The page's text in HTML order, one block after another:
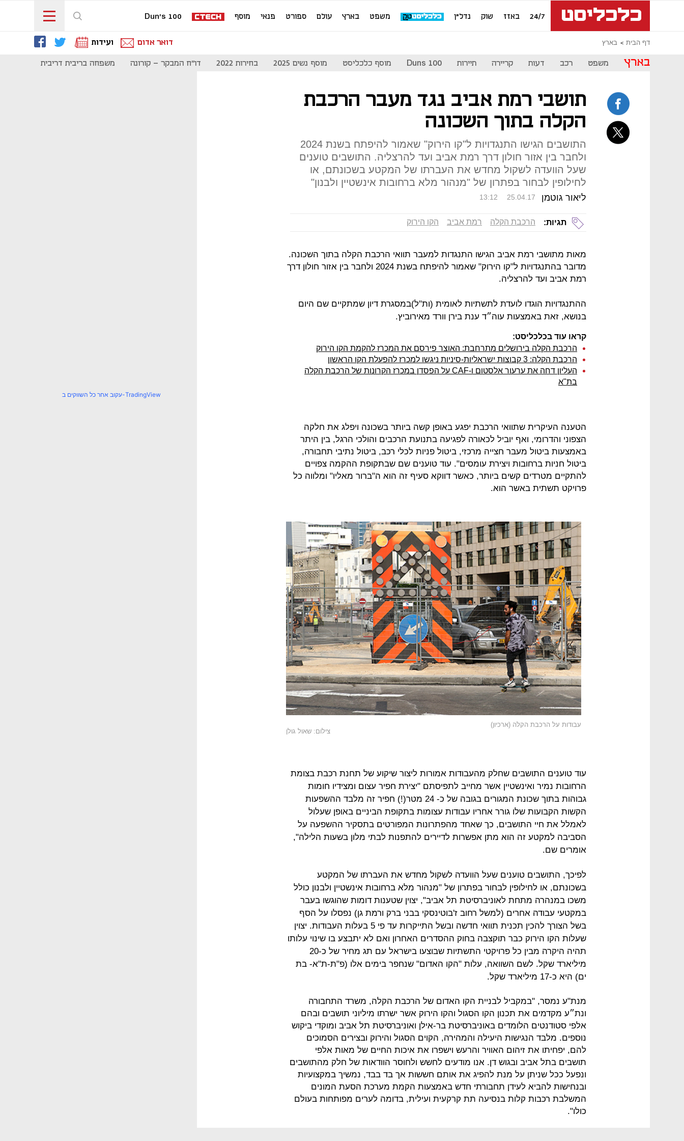
24/7 באזז שוק נדל"ן משפט בארץ עולם ספורט פנאי מוסף Dun's 100
דף הבית בארץ דואר אדום ועידות
בארץ משפט רכב דעות קריירה תיירות Duns 100 מוסף כלכליסט מוסף נשים 2025 בחירות 2022 דו"ח המבקר - קורונה משפחה בריבית דריבית
תושבי רמת אביב נגד מעבר הרכבת
הקלה בתוך השכונה
התושבים הגישו התנגדויות ל"קו הירוק" שאמור להיפתח בשנת 2024
ולחבר בין אזור חולון דרך רמת אביב ועד להרצליה. התושבים טוענים
שעל הוועדה לשקול מחדש את העברתו של המקטע בשכונתם, או
לחילופין לבחור בפתרון של "מנהור מלא ברחובות אינשטיין ולבנון"
ליאור גוטמן 13:12 25.04.17
תגיות: הרכבת הקלה רמת אביב הקו הירוק
מאות מתושבי רמת אביב הגישו התנגדות למעבר תוואי הרכבת הקלה בתוך השכונה.
מדובר בהתנגדויות ל"קו הירוק" שאמור להיפתח בשנת 2024 ולחבר בין אזור חולון דרך
רמת אביב ועד להרצליה.
ההתנגדויות הוגדו לועדת לתשתיות לאומית (ות"ל)במסגרת דיון שמתקיים שם היום
בנושא, זאת באמצעות עוה״ד ענת בירן וורד מאירוביץ.
קראו עוד בכלכליסט:
הרכבת הקלה בירושלים מתרחבת: האוצר פירסם את המכרז להקמת הקו הירוק
הרכבת הקלה: 3 קבוצות ישראליות-סיניות ניגשו למכרז להפעלת הקו הראשון
העליון דחה את ערעור אלסטום ו-CAF על הפסדן במכרז הקרונות של הרכבת הקלה
בת"א
הטענה העיקרית שתוואי הרכבת יפגע באופן קשה ביותר בשכונה ויפלג את חלקה
הצפוני והדרומי, ואף יוביל לכאורה לפגיעה בתנועת הרכבים והולכי הרגל, בין היתר
באמצעות ביטול מעבר חצייה מרכזי, ביטול פניות לכלי רכב, ביטול נתיבי תחבורה,
ביטול חניות ברחובות ויצירת עומסים". עוד טוענים שם שבתקופת ההקמה צפויים
להתקיים מטרדים קשים ביותר, כאשר דווקא סעיף זה הוא ה"ברור מאליו" ומלווה כל
פרויקט תשתית באשר הוא.
עבודות על הרכבת הקלה (ארכיון)
צילום: שאול גולן
עוד טוענים התושבים שחלק מהעבודות אמורות ליצור שיקוע של תחנת רכבת בצומת
הרחובות נמיר ואינשטיין אשר מחייב לתפיסתם "יצירת חפיר עצום ומצידיו חומות
גבוהות בתוך שכונת המגורים בגובה של כ- 24 מטר(!) חפיר זה מלבד ההשפעות
הקשות הקבועות שלו גורר אחריו עבודות עצומות בתקופת הביניים באופן שעלול
לאמלל את חיי התושבים, כך שאחד מהפתרונות המפורטים בתסקיר ההשפעה על
הסביבה למקטע זה הוא מתן אפשרות לדיירים להתפנות לבתי מלון בשעות הלילה",
אומרים שם.
לפיכך, התושבים טוענים שעל הוועדה לשקול מחדש את העברתו של המקטע
בשכונתם, או לחילופין לבחור בפתרון של "מנהור מלא ברחובות אינשטיין ולבנון כולל
משכו במנהרה מתחת לאוניברסיטת תל אביב", יצוין שטענות דומות שהוגשו בעבר
במקטעי עבודה אחרים (למשל רחוב ז'בוטינסקי בבני ברק ורמת גן) נפסלו על הסף
בשל הצורך להכין תכנית תוואי חדשה ובשל התייקרות עד פי 5 בעלות העבודות. יצוין
שעלות הקו הירוק כבר תוקצבה בחוק ההסדרים האחרון ואם לא יתבצע בו שינוי עלותו
תהיה היקרה מבין כל פרויקטי התשתיות שבוצעו בישראל עם תג מחיר של כ-20
מיליארד שקל. לשם השוואה, עלות "הקו האדום" שנחפר בימים אלו (פ"ת-ת"א- בת
ים) היא כ-17 מיליארד שקל.
מנת"ע נמסר, "במקביל לבניית הקו האדום של הרכבת הקלה, משרד התחבורה
ונת״ע מקדמים את תכנון הקו הסגול והקו הירוק אשר ישרתו מיליוני תושבים ובהם
אלפי סטודנטים הלומדים באוניברסיטת בר-אילן ואוניברסיטת תל אביב ומוקדי ביקוש
נוספים. מלבד הנגישות היעילה והמהירה, הקוים הסגול והירוק ובצירים הסמוכים
להם, יפחיתו את זיהום האוויר והרעש וישפרו את איכות החיים של מאות אלפי
תושבים בתל אביב ובגוש דן. אנו מודעים לחשש ולחוסר הוודאות של חלק מהתושבים
ונפעל ככל שניתן על מנת להפיג את אותם חששות אך בד בבד, נמשיך במקצועיות
ובנחישות להביא לעידן תחבורתי חדש באמצעות הקמת מערכת הסעת המונים
המשלבת רכבות קלות בנסיעה תת קרקעית ועילית, בדומה לערים מפותחות בעולם
כולו".
עקוב אחר כל השווקים ב-TradingView